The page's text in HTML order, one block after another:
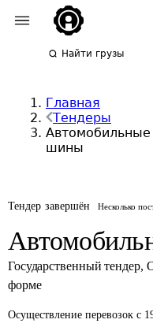
Найти грузы
Главная
Тендеры
Автомобильные
шины
Тендер завершён Несколько
Государственный тендер,
форме
Осуществление перевозок с